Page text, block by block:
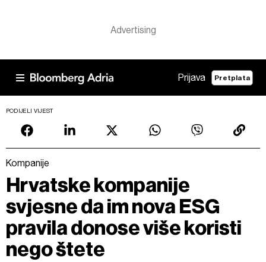
Prijava Pretplata
PODIJELI VIJEST
Kompanije
Hrvatske kompanije
svjesne da im nova ESG
pravila donose više koristi
nego štete